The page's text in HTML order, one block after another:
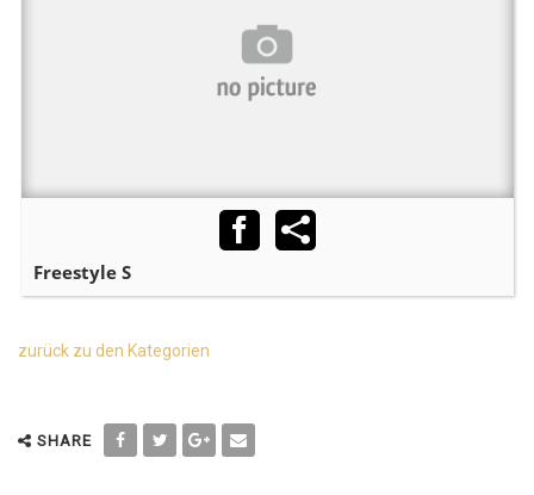
Freestyle S
zurück zu den Kategorien
SHARE